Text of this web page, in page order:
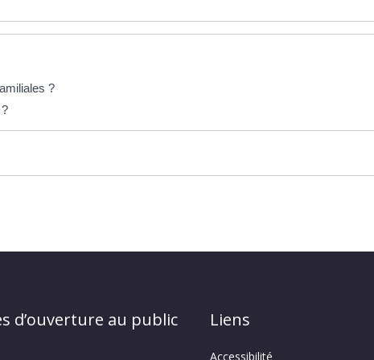
?
d’ouverture au public
Liens
Accessibilité